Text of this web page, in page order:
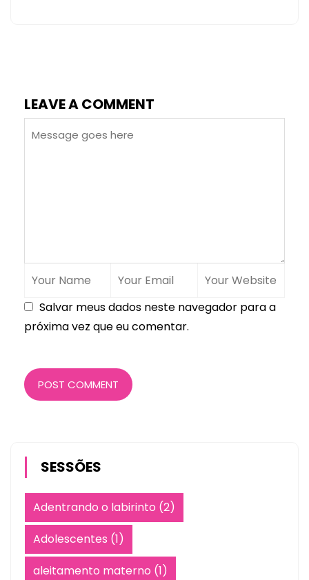
LEAVE A COMMENT
Salvar meus dados neste navegador para a
próxima vez que eu comentar.
POST COMMENT
SESSÕES
Adentrando o labirinto (2)
Adolescentes (1)
aleitamento materno (1)